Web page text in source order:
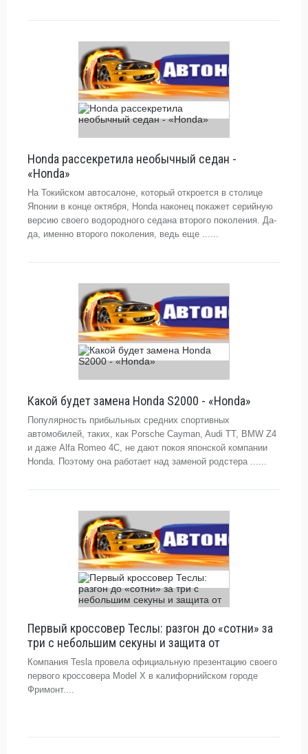
Honda рассекретила необычный седан -
«Honda»
На Токийском автосалоне, который откроется в столице
Японии в конце октября, Honda наконец покажет серийную
версию своего водородного седана второго поколения. Да-
да, именно второго поколения, ведь еще ......
Какой будет замена Honda S2000 - «Honda»
Популярность прибыльных средних спортивных
автомобилей, таких, как Porsche Cayman, Audi TT, BMW Z4
и даже Alfa Romeo 4C, не дают покоя японской компании
Honda. Поэтому она работает над заменой родстера ......
Первый кроссовер Теслы: разгон до «сотни» за
три с небольшим секуны и защита от
Компания Tesla провела официальную презентацию своего
первого кроссовера Model X в калифорнийском городе
Фримонт....